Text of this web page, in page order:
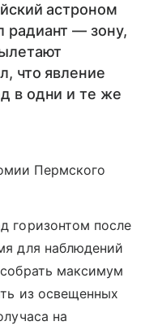
астроном
радиант — зону,
что явление
в одни и те же
Пермского
горизонтом после
для наблюдений
максимум
из освещенных
на